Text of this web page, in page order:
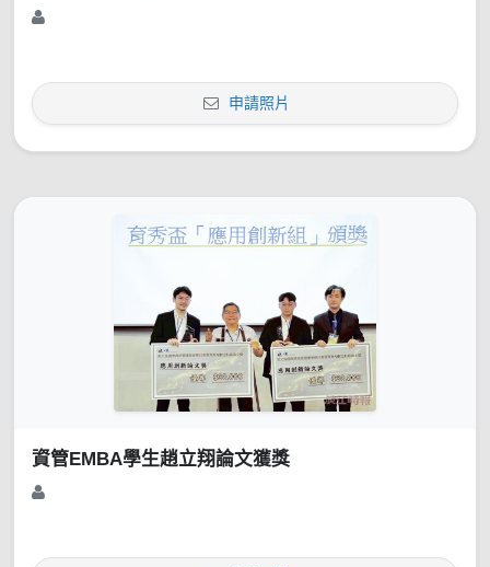
申請照片
資管EMBA學生趙立翔論文獲獎